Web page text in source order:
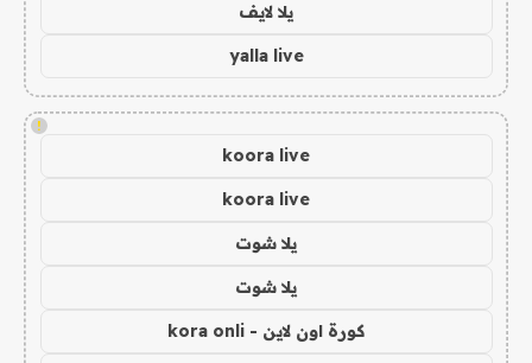
يلا لايف
yalla live
!
koora live
koora live
يلا شوت
يلا شوت
كورة اون لاين - kora onli